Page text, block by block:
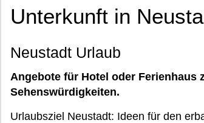
Unterkunft in
Neustadt Urlaub
Angebote für Hotel oder Ferienhaus
Sehenswürdigkeiten.
Urlaubsziel Neustadt: Ideen für den